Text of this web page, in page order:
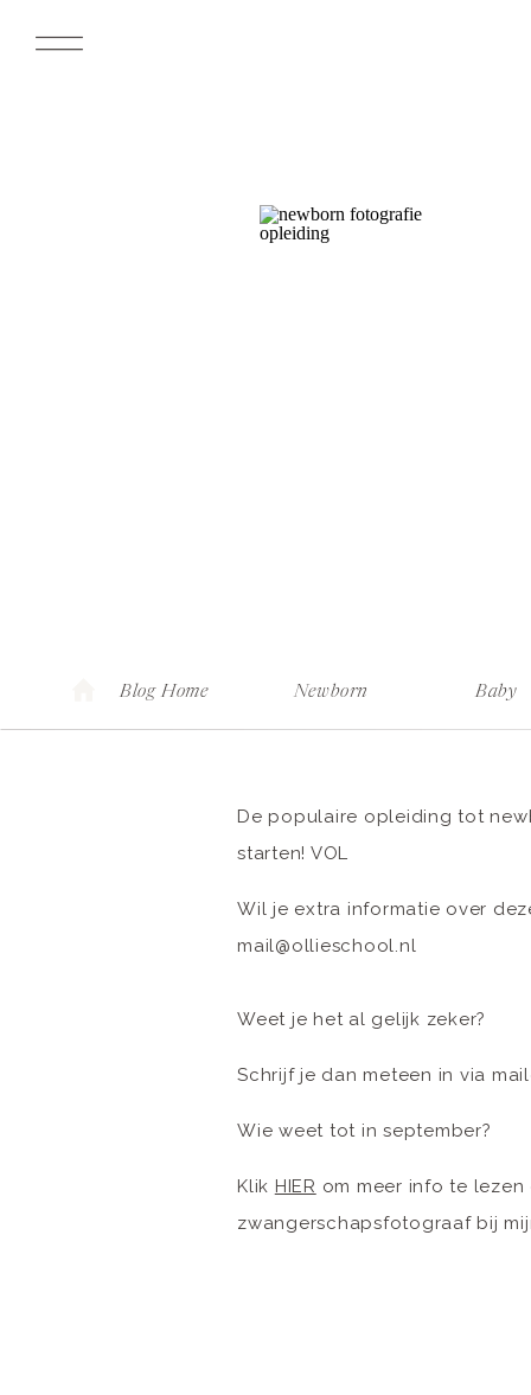
Blog Home Newborn Baby
De populaire opleiding tot
starten! VOL
Wil je extra informatie over
mail@ollieschool.nl
Weet je het al gelijk zeker?
Schrijf je dan meteen in via
Wie weet tot in september?
Klik HIER om meer info te
zwangerschapsfotograaf bij